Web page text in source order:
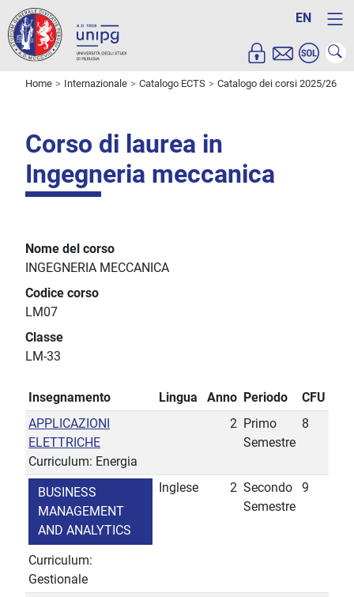
EN
Home Internazionale Catalogo ECTS Catalogo dei corsi 2025/26
Corso di laurea in
Ingegneria meccanica
Nome del corso
INGEGNERIA MECCANICA
Codice corso
LM07
Classe
LM-33
Insegnamento Lingua Anno Periodo
CFU
APPLICAZIONI
ELETTRICHE
Curriculum: Energia
2 Primo
Semestre
8
BUSINESS
MANAGEMENT
AND ANALYTICS
Curriculum:
Gestionale
Inglese 2 Secondo
Semestre
9